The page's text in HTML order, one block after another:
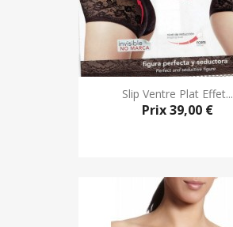
Slip Ventre Plat Effet...
Prix39,00 €